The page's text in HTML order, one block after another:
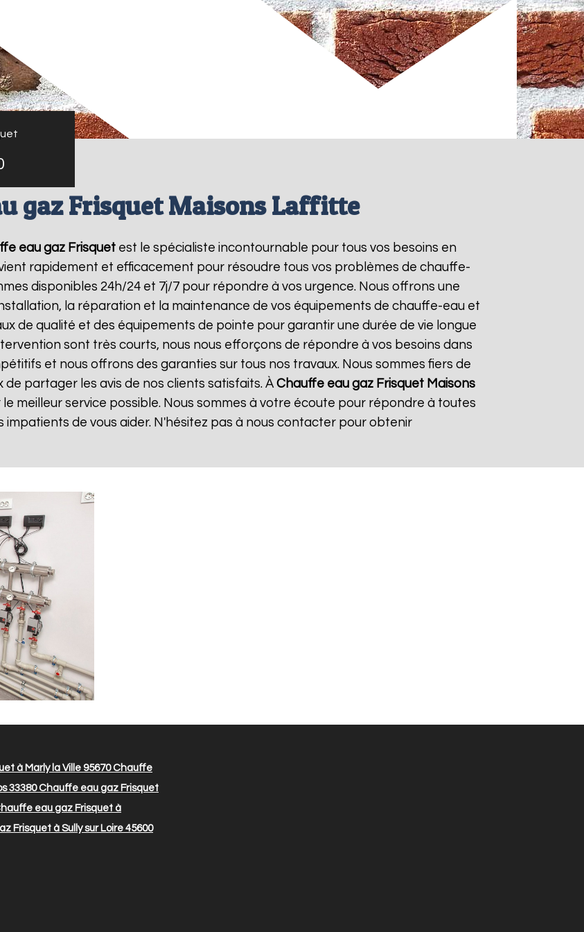
gaz Frisquet Maisons Laffitte
eau gaz Frisquetest le spécialiste incontournable pour tous vos besoins en
rapidement et efficacement pour résoudre tous vos problèmes de chauffe-
disponibles 24h/24 et 7j/7 pour répondre à vos urgence. Nous offrons une
la réparation et la maintenance de vos équipements de chauffe-eau et
de qualité et des équipements de pointe pour garantir une durée de vie longue
sont très courts, nous nous efforçons de répondre à vos besoins dans
et nous offrons des garanties sur tous nos travaux. Nous sommes fiers de
partager les avis de nos clients satisfaits. ÀChauffe eau gaz Frisquet Maisons
meilleur service possible. Nous sommes à votre écoute pour répondre à toutes
impatients de vous aider. N'hésitez pas à nous contacter pour obtenir
à Marly la Ville 95670Chauffe
33380Chauffe eau gaz Frisquet
eau gaz Frisquet à
Frisquet à Sully sur Loire 45600